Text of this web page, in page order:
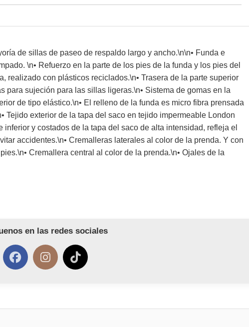
de sillas de paseo de respaldo largo y ancho.\n\n• Funda e
\n• Refuerzo en la parte de los pies de la funda y los pies del
realizado con plásticos reciclados.\n• Trasera de la parte superior
para sujeción para las sillas ligeras.\n• Sistema de gomas en la
de tipo elástico.\n• El relleno de la funda es micro fibra prensada
Tejido exterior de la tapa del saco en tejido impermeable London
inferior y costados de la tapa del saco de alta intensidad, refleja el
accidentes.\n• Cremalleras laterales al color de la prenda. Y con
Cremallera central al color de la prenda.\n• Ojales de la
en las redes sociales